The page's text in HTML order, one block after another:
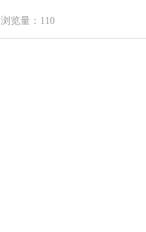
浏览量： 110